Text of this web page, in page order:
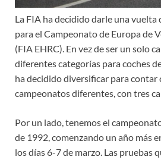
La FIA ha decidido darle una vuelta
para el Campeonato de Europa de
(FIA EHRC). En vez de ser un solo
diferentes categorías para coches
ha decidido diversificar para contar
campeonatos diferentes, con tres
Por un lado, tenemos el
de 1992, comenzando un año más
los días 6-7 de marzo. Las pruebas